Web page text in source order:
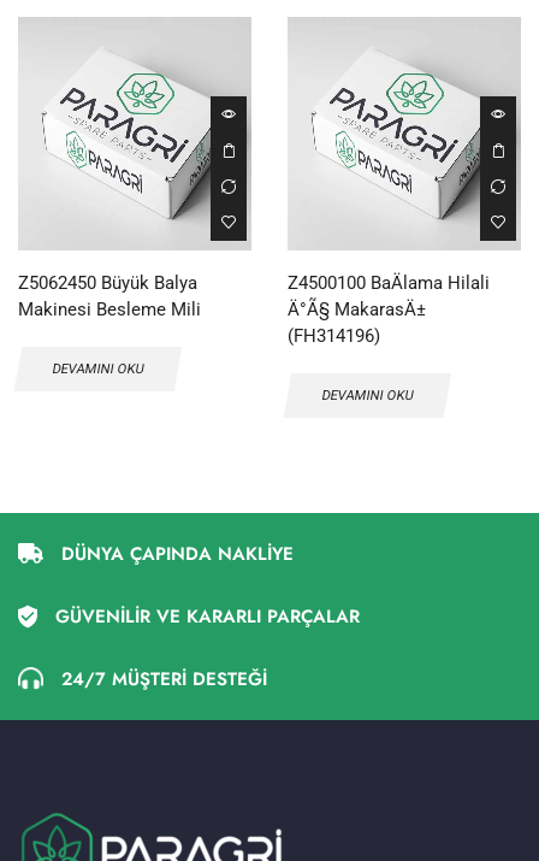
Z5062450 Büyük Balya
Makinesi Besleme Mili
DEVAMINI OKU
Z4500100 BaÄlama Hilali
Ä°Ã§ MakarasÄ±
(FH314196)
DEVAMINI OKU
DÜNYA ÇAPINDA NAKLİYE
GÜVENİLİR VE KARARLI PARÇALAR
24/7 MÜŞTERİ DESTEĞİ